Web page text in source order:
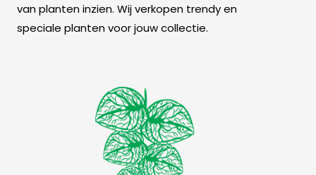
van planten inzien. Wij verkopen trendy en
speciale planten voor jouw collectie.